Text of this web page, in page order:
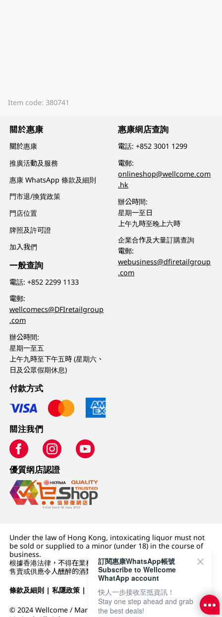
Item code: 380741
關於惠康
關於惠康
推廣活動及服務
惠康 WhatsApp 條款及細則
門市退/換貨政策
門店位置
牌照及許可證
加入我們
一般查詢
電話:+852 2299 1133
電郵:
wellcomecs@DFIretailgroup
.com
辦公時間:
星期一至五
上午九時至下午五時 (星期六、
日及公眾假期休息)
惠康網店查詢
電話:+852 3001 1299
電郵:
onlineshop@wellcome.com
.hk
辦公時間:
星期一至日
上午九時至晚上六時
企業合作及大量訂購查詢
電郵:
webusiness@dfiretailgroup
.com
付款方式
關注我們
優質纲店認證
Under the law of Hong Kong, intoxicating liquor must not
be sold or supplied to a minor (under 18) in the course of
business.
根據香港法律，不得在業務過程中，向未成年人 (18 歲以下人士)
售賣或供應令人醺醉的酒類。
條款及細則 |私隱政策 | DFI零售集團
© 2024 Wellcome / Market Place. The Dairy Farm Company
訂閱惠康WhatsApp帳號
Subscribe to Wellcome
WhatApp account
快人一步接收至抵資訊！
Stay one step ahead and grab
the best deals!